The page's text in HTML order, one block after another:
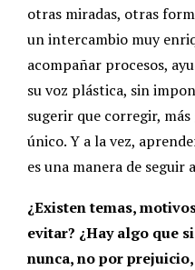
otras miradas, otras
un intercambio muy
acompañar procesos,
su voz plástica, sin
sugerir que corregir,
único. Y a la vez,
es una manera de
¿Existen temas,
evitar? ¿Hay algo que
nunca, no por